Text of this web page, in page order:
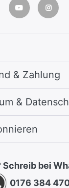
& Zahlung
&
Schreib bei
0176 384